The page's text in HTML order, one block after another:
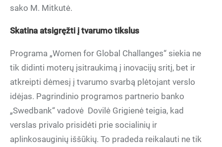
sako M. Mitkutė.
Skatina atsigręžti į tvarumo tikslus
Programa „Women for Global Challanges“ siekia ne
tik didinti moterų įsitraukimą į inovacijų sritį, bet ir
atkreipti dėmesį į tvarumo svarbą plėtojant verslo
idėjas. Pagrindinio programos partnerio banko
„Swedbank“ vadovė Dovilė Grigienė teigia, kad
verslas privalo prisidėti prie socialinių ir
aplinkosauginių iššūkių. To pradeda reikalauti ne tik